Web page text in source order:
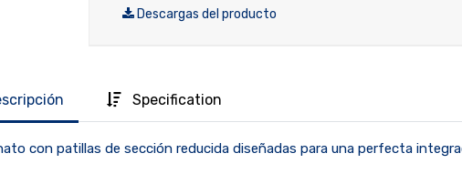
Descargas del producto
Specification
con patillas de sección reducida diseñadas para una perfecta